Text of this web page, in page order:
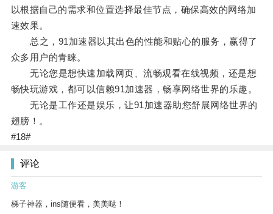
以根据自己的需求和位置选择最佳节点，确保高效的网络加
速效果。
总之，91加速器以其出色的性能和贴心的服务，赢得了
众多用户的青睐。
无论您是想快速加载网页、流畅观看在线视频，还是想
畅快玩游戏，都可以信赖91加速器，畅享网络世界的乐趣。
无论是工作还是娱乐，让91加速器助您舒展网络世界的
翅膀！。
#18#
评论
游客
梯子神器，ins随便看，美美哒！